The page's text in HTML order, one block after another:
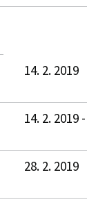
14. 2. 2019
14. 2. 2019
28. 2. 2019